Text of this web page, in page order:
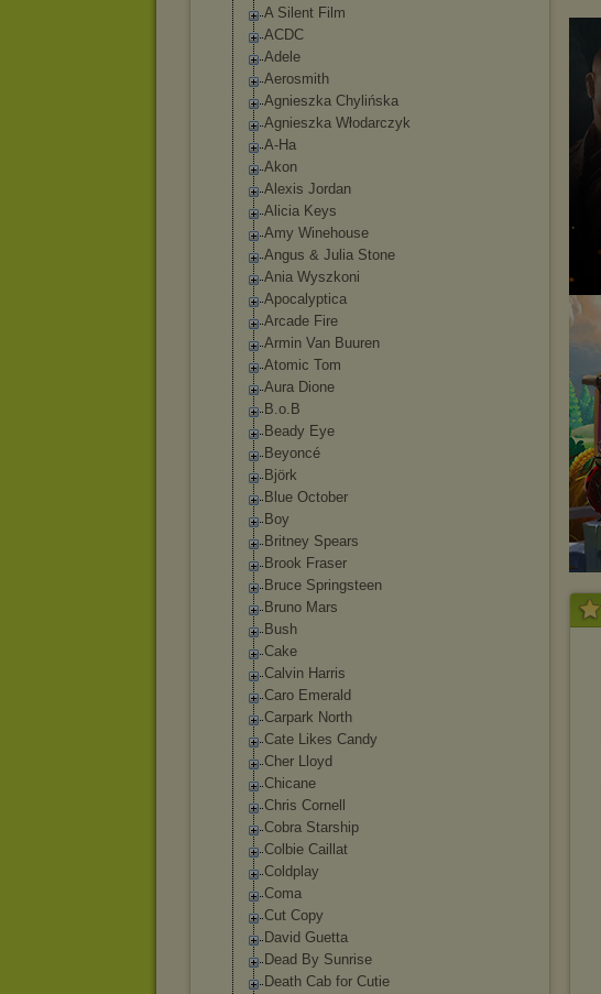
A Silent Film
ACDC
Adele
Aerosmith
Agnieszka Chylińska
Agnieszka Włodarczyk
A-Ha
Akon
Alexis Jordan
Alicia Keys
Amy Winehouse
Angus & Julia Stone
Ania Wyszkoni
Apocalyptica
Arcade Fire
Armin Van Buuren
Atomic Tom
Aura Dione
B.o.B
Beady Eye
Beyoncé
Björk
Blue October
Boy
Britney Spears
Brook Fraser
Bruce Springsteen
Bruno Mars
Bush
Cake
Calvin Harris
Caro Emerald
Carpark North
Cate Likes Candy
Cher Lloyd
Chicane
Chris Cornell
Cobra Starship
Colbie Caillat
Coldplay
Coma
Cut Copy
David Guetta
Dead By Sunrise
Death Cab for Cutie